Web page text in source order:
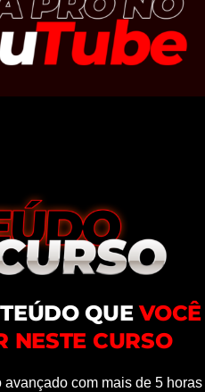
QUEVOCÊ
NESTE CURSO
com mais de 5 horas